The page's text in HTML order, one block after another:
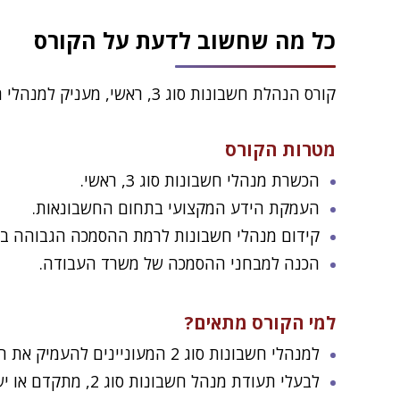
הניהול חשבונות בחברות ציבוריות.
כל מה שחשוב לדעת על הקורס
קורס הנהלת חשבונות סוג 3, ראשי, מעניק למנהלי חשבונות בעלי הסמכה מסוג 2 הכשרה מקצועית מתקדמת ומכין אותם למבחני ההסמכה של משרד העבודה.
מטרות הקורס
הכשרת מנהלי חשבונות סוג 3, ראשי.
העמקת הידע המקצועי בתחום החשבונאות.
קידום מנהלי חשבונות לרמת ההסמכה הגבוהה
הכנה למבחני ההסמכה של משרד העבודה.
למי הקורס מתאים?
למנהלי חשבונות סוג 2 המעוניינים להעמיק את הידע בתחום החשבונאות ולהתקדם במקצוע לרמה הגבוהה ביותר.
לבעלי תעודת מנהל חשבונות סוג 2, מתקדם או ישן, המעוניינים לקבל הסמכה רשמית מסוג 3 מטעם משרד העבודה.